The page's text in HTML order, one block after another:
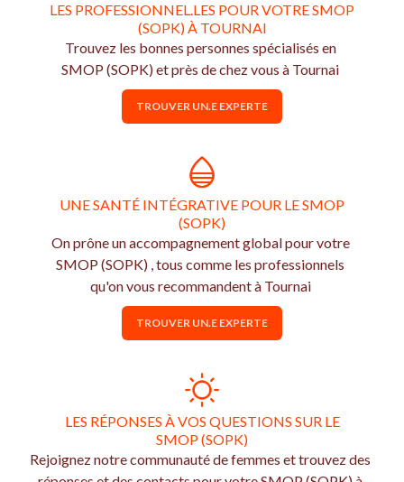
LES PROFESSIONNEL.LES POUR VOTRE SMOP
(SOPK) À TOURNAI
Trouvez les bonnes personnes spécialisés en
SMOP (SOPK) et près de chez vous à Tournai
TROUVER UN.E EXPERTE
UNE SANTÉ INTÉGRATIVE POUR LE SMOP
(SOPK)
On prône un accompagnement global pour votre
SMOP (SOPK) , tous comme les professionnels
qu'on vous recommandent à Tournai
TROUVER UN.E EXPERTE
LES RÉPONSES À VOS QUESTIONS SUR LE
SMOP (SOPK)
Rejoignez notre communauté de femmes et trouvez des